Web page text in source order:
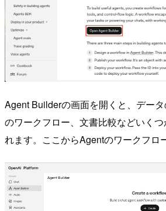
Agent Builderの画面を開くと、デー
のワークフロー、文書比較などいく
れます。ここからAgentのワークフロ